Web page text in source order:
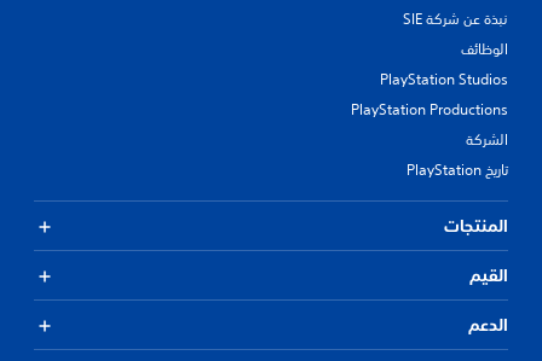
نبذة عن شركة SIE
الوظائف
PlayStation Studios
PlayStation Productions
الشركة
تاريخ PlayStation
المنتجات
القيم
الدعم